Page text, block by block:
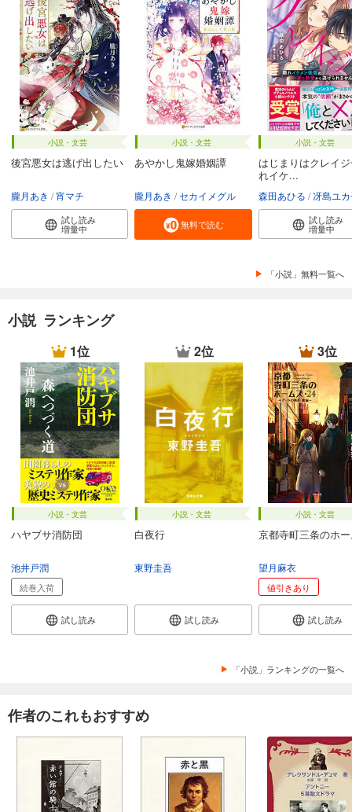
小説・文芸
後宮悪女は逃げ出したい
朧月あき 宵マチ
試し読み
増量中
小説・文芸
あやかし鬼嫁婚姻譚
朧月あき セカイメグル
無料で読む
小説・文芸
はじまりはクレイ
れイケ...
森田あひる 冴島ユ
試し読み
増量中
「小説」無料一覧へ
小説 ランキング
1位
小説・文芸
ハヤブサ消防団
池井戸潤
続巻入荷
試し読み
2位
小説・文芸
白夜行
東野圭吾
試し読み
3位
小説・文芸
京都寺町三条のホ
望月麻衣
値引きあり
試し読み
「小説」ランキングの一覧へ
作者のこれもおすすめ